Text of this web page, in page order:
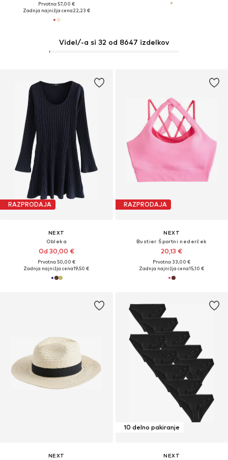
Videl/-a si 32 od 8647 izdelkov
Prvotno: 57,00 €
Zadnja najnižja cena22,23 €
RAZPRODAJA
NEXT
Obleka
Od 30,00 €
Prvotno: 50,00 €
Zadnja najnižja cena19,50 €
RAZPRODAJA
NEXT
Bustier Športni nederček
20,13 €
Prvotno: 33,00 €
Zadnja najnižja cena15,10 €
NEXT
10 delno pakiranje
NEXT